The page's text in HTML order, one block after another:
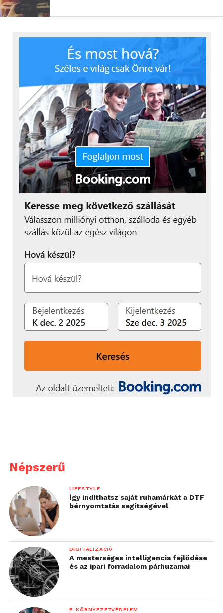
Népszerű
LIFESTYLE
Így indíthatsz saját ruhamárkát a DTF
bérnyomtatás segítségével
DIGITALIZÁCIÓ
A mesterséges intelligencia fejlődése
és az ipari forradalom párhuzamai
E-KÖRNYEZETVÉDELEM